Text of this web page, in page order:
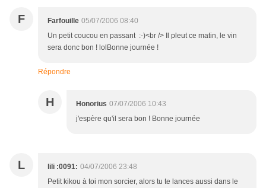
F Farfouille 05/07/2006 08:40
Un petit coucou en passant :-)<br /> Il pleut ce matin, le vin
sera donc bon ! lolBonne journée !
Répondre
H Honorius 07/07/2006 10:43
j'espère qu'il sera bon ! Bonne journée
L lili :0091: 04/07/2006 23:48
Petit kikou à toi mon sorcier, alors tu te lances aussi dans le